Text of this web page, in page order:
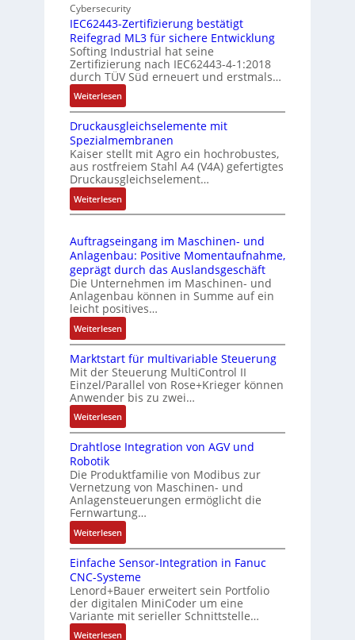
g
e
d
u
t
r
i
e
-
P
C
l
ä
s
s
s
i
c
h
f
l
e
x
i
b
e
l
f
ü
r
i
e
A
n
w
e
n
d
u
n
g
b
i
f
u
n
k
m
o
d
u
l
e
b
i
e
n
4
G
u
n
d
5
G
a
u
f
e
n
R
a
s
p
b
e
r
r
y
Cybersecurity
IEC62443-Zertifizierung bestätigt
Reifegrad ML3 für sichere Entwicklung
Softing Industrial hat seine
Zertifizierung nach IEC62443-4-1:2018
durch TÜV Süd erneuert und erstmals…
Weiterlesen:
I
E
C
6
2
4
4
3
Z
e
r
t
i
i
e
r
n
g
e
s
t
ä
t
i
g
t
R
e
i
Druckausgleichselemente mit
Spezialmembranen
Kaiser stellt mit Agro ein hochrobustes,
aus rostfreiem Stahl A4 (V4A) gefertigtes
Druckausgleichselement…
Weiterlesen:
D
u
c
k
a
u
s
g
l
e
i
c
h
s
e
m
e
n
t
e
m
i
t
S
p
e
Auftragseingang im Maschinen- und
Anlagenbau: Positive Momentaufnahme,
geprägt durch das Auslandsgeschäft
Die Unternehmen im Maschinen- und
Anlagenbau können in Summe auf ein
leicht positives…
Weiterlesen:
A
u
f
t
r
a
g
s
i
n
g
a
n
i
m
M
a
Marktstart für multivariable Steuerung
Mit der Steuerung MultiControl II
Einzel/Parallel von Rose+Krieger können
Anwender bis zu zwei…
Weiterlesen:
M
a
k
t
s
t
a
r
t
f
ü
r
m
Drahtlose Integration von AGV und
Robotik
Die Produktfamilie von Modibus zur
Vernetzung von Maschinen- und
Anlagensteuerungen ermöglicht die
Fernwartung…
Weiterlesen:
D
r
a
h
t
l
o
Einfache Sensor-Integration in Fanuc
CNC-Systeme
Lenord+Bauer erweitert sein Portfolio
der digitalen MiniCoder um eine
Variante mit serieller Schnittstelle…
Weiterlesen: